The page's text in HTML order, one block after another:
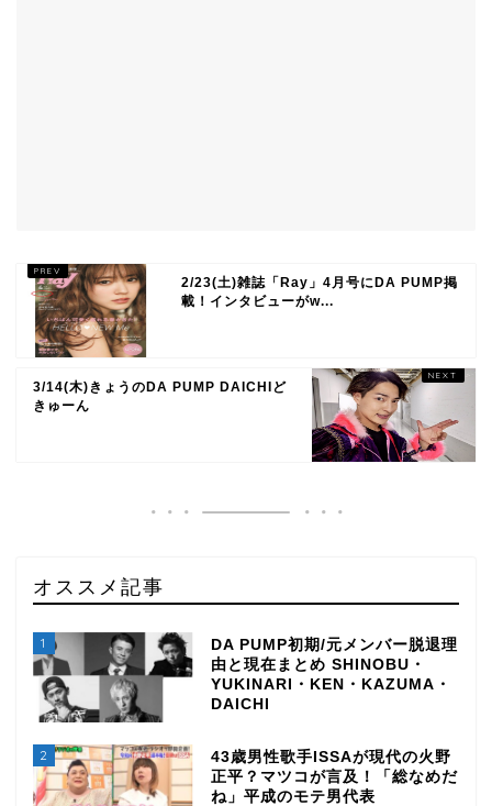
2/23(土)雑誌「Ray」4月号にDA PUMP掲
載！インタビューがw...
3/14(木)きょうのDA PUMP DAICHIど
きゅーん
オススメ記事
1
DA PUMP初期/元メンバー脱退理
由と現在まとめ SHINOBU・
YUKINARI・KEN・KAZUMA・
DAICHI
2
43歳男性歌手ISSAが現代の火野
正平？マツコが言及！「総なめだ
ね」平成のモテ男代表